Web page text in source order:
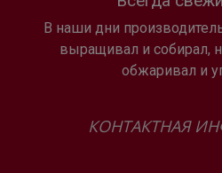
В наши дни
выращивал и собирал,
обжаривал и
КОНТАКТНАЯ